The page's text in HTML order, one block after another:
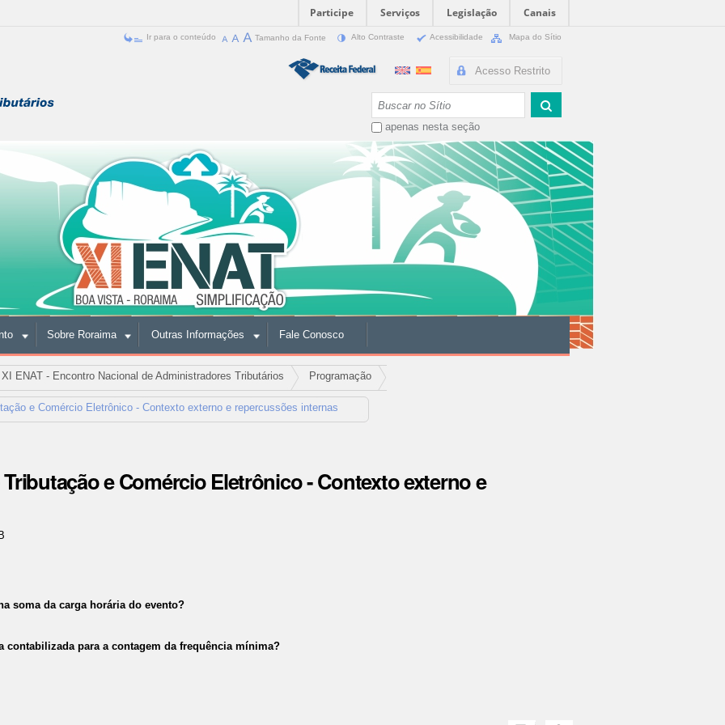
Participe Serviços Legislação
Canais
Ir para o conteúdo Tamanho da Fonte Alto Contraste Acessibilidade Mapa do Sítio
Acesso Restrito
apenas nesta seção
Sobre Roraima Outras Informações Fale Conosco
XI ENAT - Encontro Nacional de Administradores Tributários Programação
e Comércio Eletrônico - Contexto externo e repercussões internas
Tributação e Comércio Eletrônico - Contexto externo e
soma da carga horária do evento?
contabilizada para a contagem da frequência mínima?